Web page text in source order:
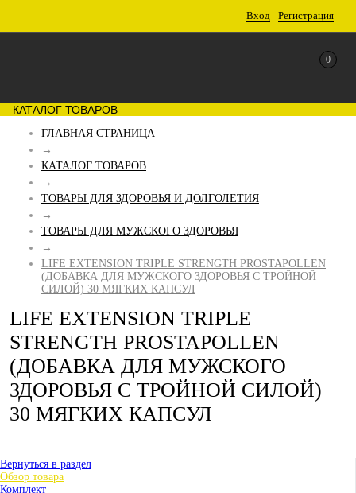
Вход Регистрация
0
КАТАЛОГ ТОВАРОВ
ГЛАВНАЯ СТРАНИЦА
→
КАТАЛОГ ТОВАРОВ
→
ТОВАРЫ ДЛЯ ЗДОРОВЬЯ И ДОЛГОЛЕТИЯ
→
ТОВАРЫ ДЛЯ МУЖСКОГО ЗДОРОВЬЯ
→
LIFE EXTENSION TRIPLE STRENGTH PROSTAPOLLEN
(ДОБАВКА ДЛЯ МУЖСКОГО ЗДОРОВЬЯ С ТРОЙНОЙ
СИЛОЙ) 30 МЯГКИХ КАПСУЛ
LIFE EXTENSION TRIPLE
STRENGTH PROSTAPOLLEN
(ДОБАВКА ДЛЯ МУЖСКОГО
ЗДОРОВЬЯ С ТРОЙНОЙ СИЛОЙ)
30 МЯГКИХ КАПСУЛ
Вернуться в раздел
Обзор товара
Комплект